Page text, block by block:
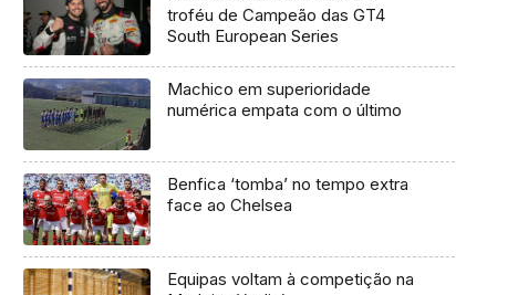
troféu de Campeão das GT4
South European Series
Machico em superioridade
numérica empata com o último
Benfica ‘tomba’ no tempo extra
face ao Chelsea
Equipas voltam à competição na